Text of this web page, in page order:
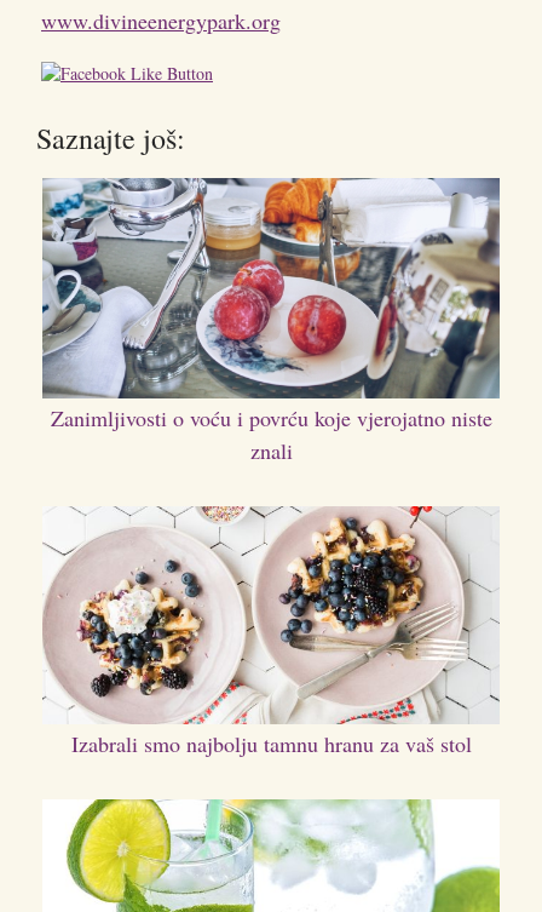
www.divineenergypark.org
Saznajte još:
Zanimljivosti o voću i povrću koje vjerojatno niste
znali
Izabrali smo najbolju tamnu hranu za vaš stol